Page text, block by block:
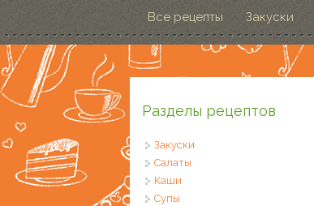
Все рецепты Закуски
Разделы рецептов
Закуски
Салаты
Каши
Супы